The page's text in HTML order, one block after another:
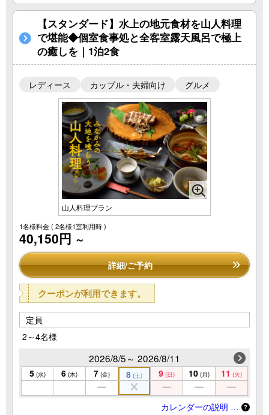
【スタンダード】水上の地元食材を山人料理
で堪能◆個室食事処と全客室露天風呂で極上
の癒しを｜1泊2食
レディース カップル・夫婦向け グルメ
山人料理プラン
1名様料金( 2名様1室利用時 )
40,150円 ～
詳細/ご予約
クーポンが利用できます。
定員
2～4名様
2026/8/5～ 2026/8/11
5 (水) 6 (木) 7 (金) 8 (土) 9 (日) 10 (月) 11 (火)
カレンダーの説明 …